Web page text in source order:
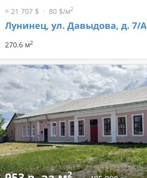
≈ 21 707 $ 80 $/м2
Лунинец, ул. Давыдова, д. 7/А
270.6 м2
2